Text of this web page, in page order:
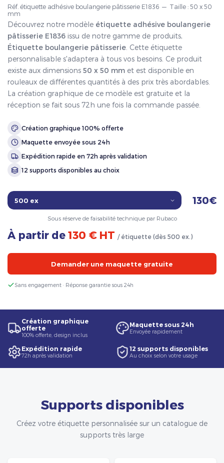
Réf. étiquette adhésive boulangerie pâtisserie E1836 — Taille : 50 x 50
mm
Découvrez notre modèle étiquette adhésive boulangerie
pâtisserie E1836 issu de notre gamme de produits,
Étiquette boulangerie pâtisserie . Cette étiquette
personnalisable s'adaptera à tous vos besoins. Ce produit
existe aux dimensions 50 x 50 mm et est disponible en
rouleaux de différentes quantités à des prix très abordables.
La création graphique de ce modèle est gratuite et la
réception se fait sous 72h une fois la commande passée.
Création graphique 100% offerte
Maquette envoyée sous 24h
Expédition rapide en 72h après validation
12 supports disponibles au choix
130€
Sous réserve de faisabilité technique par Rubaco
À partir de 130 € HT / étiquette (dès 500 ex.)
Demander une maquette gratuite
Sans engagement · Réponse garantie sous 24h
Création graphique
offerte
100% offerte, design inclus
Maquette sous 24h
Envoyée rapidement
Expédition rapide
72h après validation
12 supports disponibles
Au choix selon votre usage
Supports disponibles
Créez votre étiquette personnalisée sur un catalogue de
supports très large